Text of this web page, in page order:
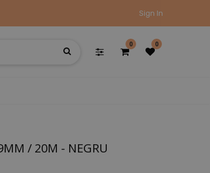
Sign In
0 0
/ 20M - NEGRU